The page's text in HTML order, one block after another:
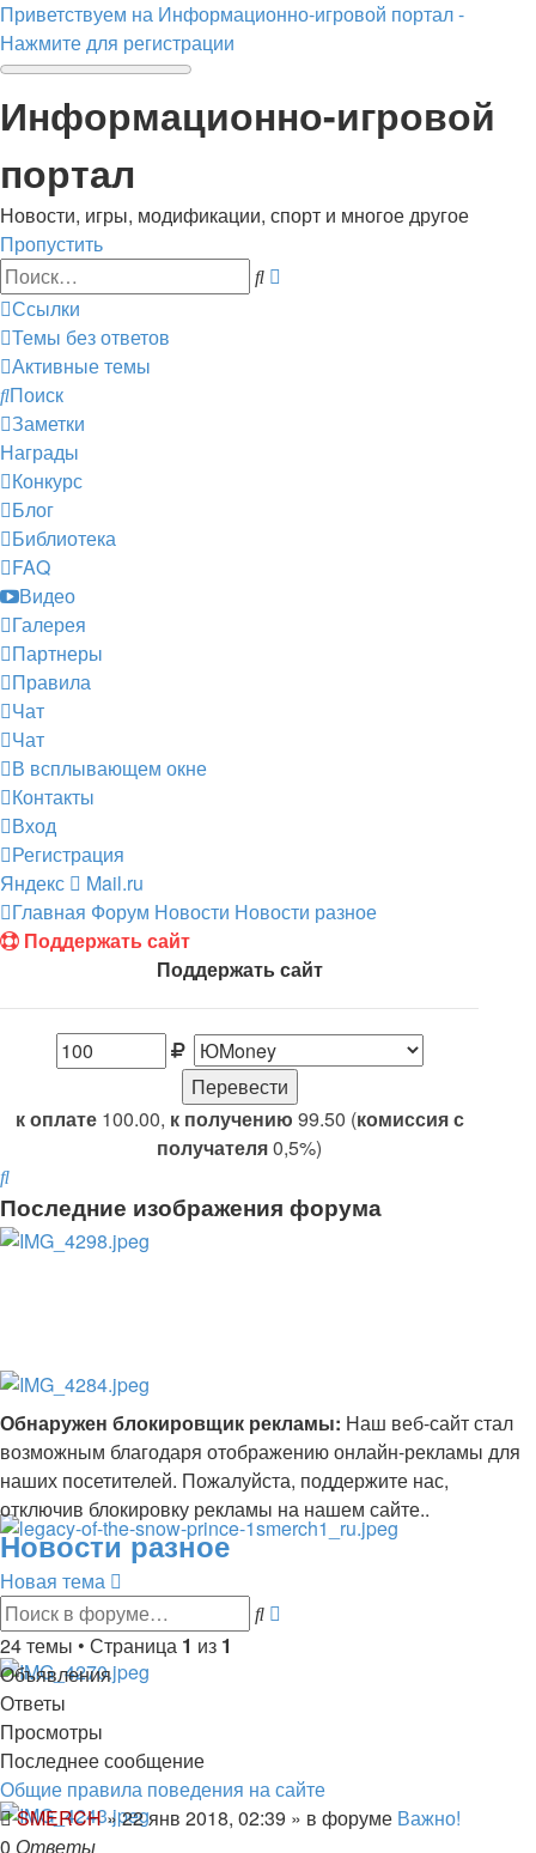
Приветствуем на Информационно-игровой портал -
Нажмите для регистрации
Информационно-игровой
портал
Новости, игры, модификации, спорт и многое другое
Пропустить
Поиск
Ссылки
Темы без ответов
Активные темы
Поиск
Заметки
Награды
Конкурс
Блог
Библиотека
FAQ
Видео
Галерея
Партнеры
Правила
Чат
Чат
В всплывающем окне
Контакты
Вход
Регистрация
Яндекс
Mail.ru
Главная Форум Новости Новости разное
Поддержать сайт
Поддержать сайт
к оплате100.00, к получению 99.50 (комиссия с
получателя0,5%)
Поиск
Последние изображения форума
Обнаружен блокировщик рекламы: Наш веб-сайт стал
возможным благодаря отображению онлайн-рекламы для
наших посетителей. Пожалуйста, поддержите нас,
отключив блокировку рекламы на нашем сайте..
Новости разное
Новая тема
Поиск
24 темы • Страница 1 из 1
Объявления
Ответы
Просмотры
Последнее сообщение
Общие правила поведения на сайте
SMERCH»22 янв 2018, 02:39 » в форуме Важно!
0 Ответы